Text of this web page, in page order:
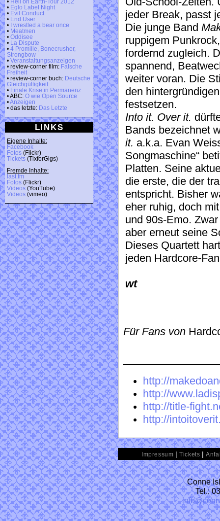
• Hell on Earth-Tour 2012
• Eglo Label Night
• Evil Conduct
• End.User
•
I wrestled a bear once
• Meatmen
• Oddisee
•
La Dispute
• 4 Promille, Bonecrusher,
Strongbow
• Veranstaltungsanzeigen
• review-corner film: Falsche
Freiheit
• review-corner buch: Deutsche
Gleichgültigkeit
• Finale Krise in Permanenz
• ABC: O wie Open Source
•Anzeigen
• das letzte: Das Letzte
LINKS
Eigene Inhalte:
Facebook
Fotos (Flickr)
Tickets (TixforGigs)
Fremde Inhalte:
last.fm
Fotos (Flickr)
Videos (YouTube)
Videos (vimeo)
jeder Break, passt
Die junge Band
ruppigem
fordernd zugleich.
spannend,
weiter voran. Die
den
festsetzen.
Into it. Over it.
Bands bezeichnet
it. a.k.a. Evan
Songmaschine“
Platten. Seine
die erste, die der
entspricht. Bisher
eher ruhig, doch
und 90s-Emo.
aber erneut seine
Dieses Quartett
jeden Hardcore-
wt
Für Fans von
http://
http://
http://title-
http://
Impressum |Tickets |
Conne
Tel.: